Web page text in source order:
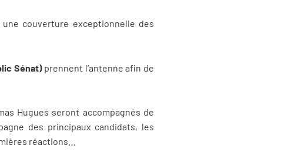
couverture exceptionnelle des
Sénat)prennent l’antenne afin de
Hugues seront accompagnés de
des principaux candidats, les
réactions…